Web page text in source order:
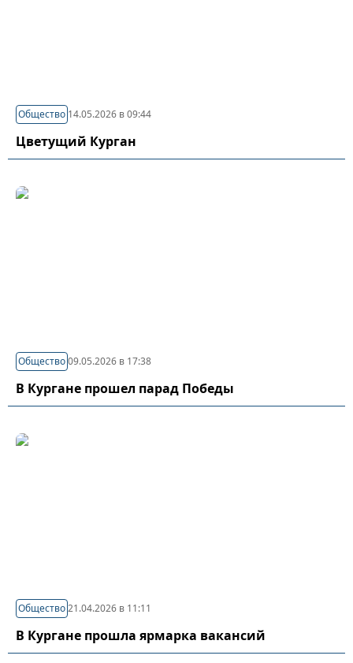
Общество 14.05.2026 в 09:44
Цветущий Курган
Общество09.05.2026 в 17:38
В Кургане прошел парад Победы
Общество21.04.2026 в 11:11
В Кургане прошла ярмарка вакансий